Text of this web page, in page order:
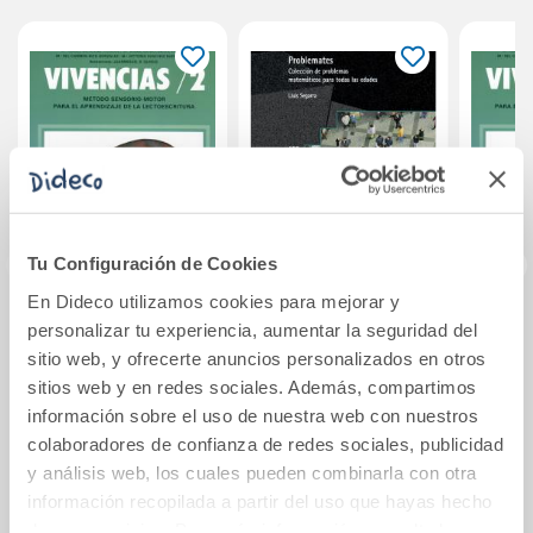
Tu Configuración de Cookies
En Dideco utilizamos cookies para mejorar y
personalizar tu experiencia, aumentar la seguridad del
sitio web, y ofrecerte anuncios personalizados en otros
sitios web y en redes sociales. Además, compartimos
información sobre el uso de nuestra web con nuestros
colaboradores de confianza de redes sociales, publicidad
y análisis web, los cuales pueden combinarla con otra
información recopilada a partir del uso que hayas hecho
Fichas de
Comprensión de la
Lectura 1
13,95€
Comprar
Problemates. (I)
17,50€
Comprar